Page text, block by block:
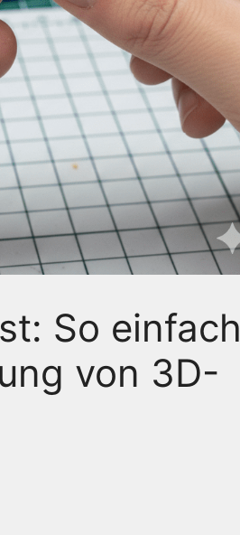
So einfach
von 3D-